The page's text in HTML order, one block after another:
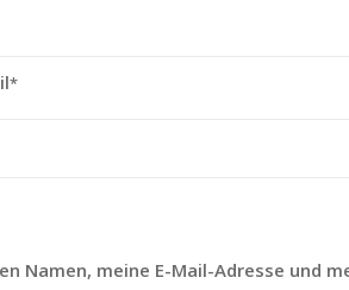
*
Namen, meine E-Mail-Adresse und